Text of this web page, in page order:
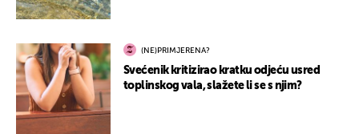
(NE)PRIMJERENA?
Svećenik kritizirao kratku odjeću usred
toplinskog vala, slažete li se s njim?